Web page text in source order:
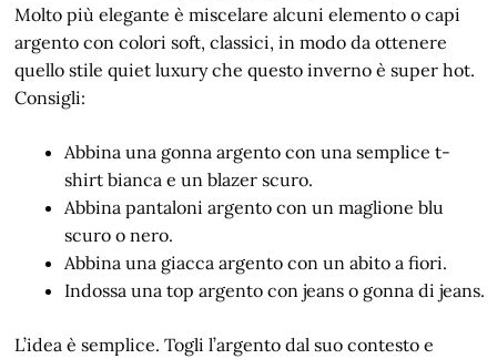
Molto più elegante è miscelare alcuni elemento o capi
argento con colori soft, classici, in modo da ottenere
quello stile quiet luxury che questo inverno è super hot.
Consigli:
Abbina una gonna argento con una semplice t-
shirt bianca e un blazer scuro.
Abbina pantaloni argento con un maglione blu
scuro o nero.
Abbina una giacca argento con un abito a fiori.
Indossa una top argento con jeans o gonna di jeans.
L’idea è semplice. Togli l’argento dal suo contesto e